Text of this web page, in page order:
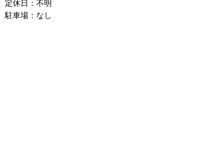
定休日：不明
駐車場：なし